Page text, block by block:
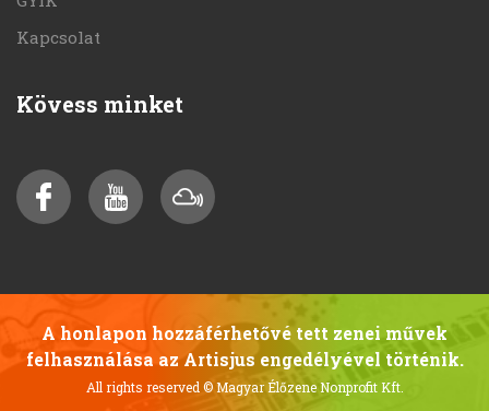
Kapcsolat
Kövess minket
A honlapon hozzáférhetővé tett zenei művek
felhasználása az Artisjus engedélyével történik.
All rights reserved© Magyar Élőzene Nonprofit Kft.